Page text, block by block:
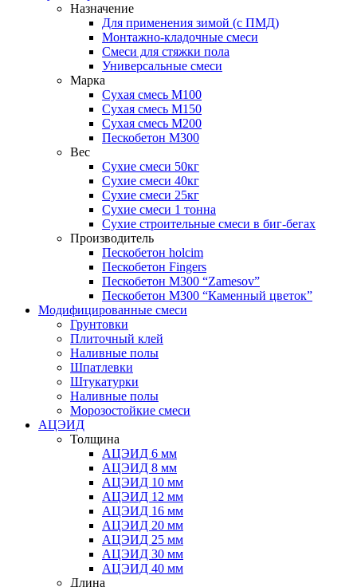
Назначение
Для применения зимой (с ПМД)
Монтажно-кладочные смеси
Смеси для стяжки пола
Универсальные смеси
Марка
Сухая смесь М100
Сухая смесь М150
Сухая смесь М200
Пескобетон М300
Вес
Сухие смеси 50кг
Сухие смеси 40кг
Сухие смеси 25кг
Сухие смеси 1 тонна
Сухие строительные смеси в биг-бегах
Производитель
Пескобетон holcim
Пескобетон Fingers
Пескобетон М300 “Zamesov”
Пескобетон М300 “Каменный цветок”
Модифицированные смеси
Грунтовки
Плиточный клей
Наливные полы
Шпатлевки
Штукатурки
Наливные полы
Морозостойкие смеси
АЦЭИД
Толщина
АЦЭИД 6 мм
АЦЭИД 8 мм
АЦЭИД 10 мм
АЦЭИД 12 мм
АЦЭИД 16 мм
АЦЭИД 20 мм
АЦЭИД 25 мм
АЦЭИД 30 мм
АЦЭИД 40 мм
Длина